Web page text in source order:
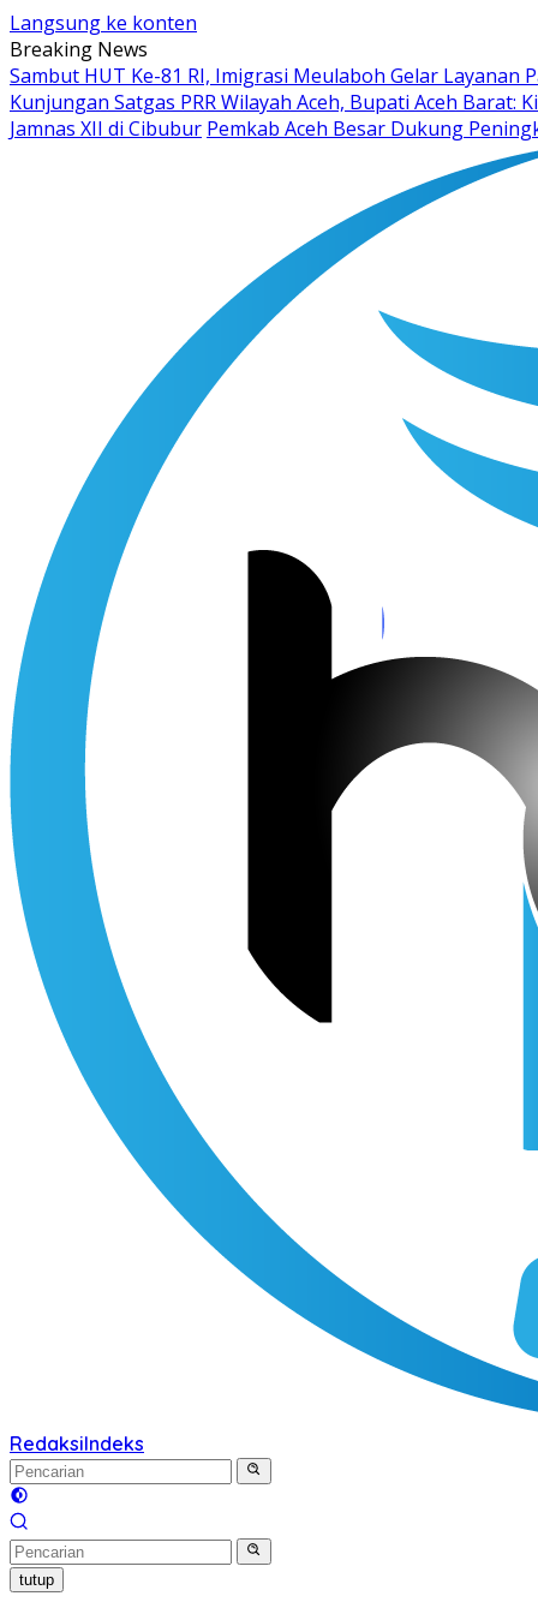
Langsung ke konten
Breaking News
Sambut HUT Ke-81 RI, Imigrasi Meulaboh Gelar Layanan
Kunjungan Satgas PRR Wilayah Aceh, Bupati Aceh Barat:
Jamnas XII di Cibubur Pemkab Aceh Besar Dukung
RedaksiIndeks
tutup